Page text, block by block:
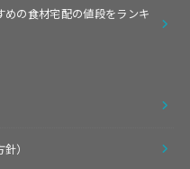
の食材宅配の値段をランキ
針）